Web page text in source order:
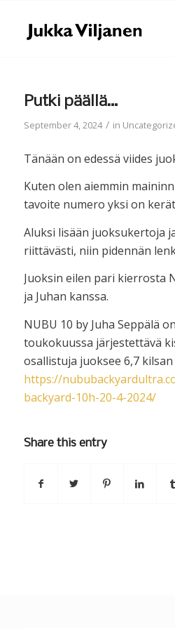
Putki päällä…
September 4, 2024 / in
Tänään on edessä viides
Kuten olen aiemmin
tavoite numero yksi on
Aluksi lisään juoksukertoja
riittävästi, niin pidennän
Juoksin eilen pari kierrosta
ja Juhan kanssa.
NUBU 10 by Juha Seppälä
toukokuussa järjestettävä
osallistuja juoksee 6,7
https://
backyard-10h-20-4-2024/
Share this entry